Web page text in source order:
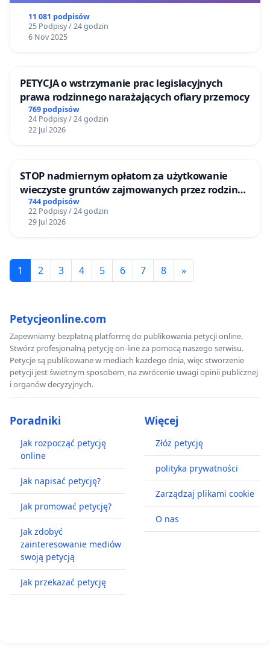
11 081 podpisów
25 Podpisy / 24 godzin
6 Nov 2025
PETYCJA o wstrzymanie prac legislacyjnych
prawa rodzinnego narażających ofiary przemocy
769 podpisów
24 Podpisy / 24 godzin
22 Jul 2026
STOP nadmiernym opłatom za użytkowanie
wieczyste gruntów zajmowanych przez rodzinne
ogrody działkowe.
744 podpisów
22 Podpisy / 24 godzin
29 Jul 2026
1 2 3 4 5 6 7 8 »
Petycjeonline.com
Zapewniamy bezpłatną platformę do publikowania petycji online.
Stwórz profesjonalną petycję on-line za pomocą naszego serwisu.
Petycje są publikowane w mediach każdego dnia, więc stworzenie
petycji jest świetnym sposobem, na zwrócenie uwagi opinii publicznej
i organów decyzyjnych.
Poradniki
Jak rozpocząć petycję
online
Jak napisać petycję?
Jak promować petycję?
Jak zdobyć
zainteresowanie mediów
swoją petycją
Jak przekazać petycję
Więcej
Złóż petycję
polityka prywatności
Zarządzaj plikami cookie
O nas